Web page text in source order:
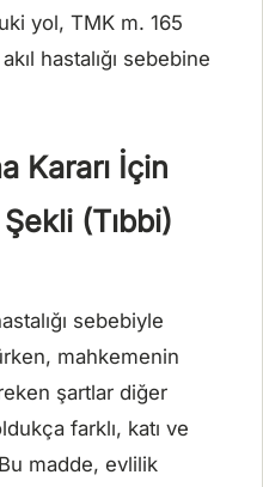
yol, TMK m. 165
hastalığı sebebine
Kararı İçin
(Tıbbi)
sebebiyle
mahkemenin
şartlar diğer
farklı, katı ve
madde, evlilik